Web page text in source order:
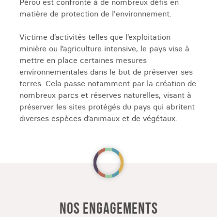
d’altitude, au plus haut des Andes, pour passer la
Porte du Soleil etdécouvrir le Machu Picchu
Véritable vestige de la civilisation inca, la Vallée
Sacrée a été construite au 15ème siècle. Site
incontournable du Pérou, ce bijou d’architecture
de l'empire Inca est une des Sept nouvelles
merveilles du monde. En savourant l’air frais des
hauteurs, vous profiterez de la vue imprenable
sur les sommets montagneux de la Cordillère.
Vous cherchez autre chose que les vestiges de
Titicaca. Plus haut lac navigable du monde, le
Pérou est confronté à de nombreux défis en
matière de protection de l'environnement.
Victime d’activités telles que l’exploitation
minière ou l’agriculture intensive, le pays vise à
mettre en place certaines mesures
environnementales dans le but de préserver ses
terres. Cela passe notamment par la création de
nombreux parcs et réserves naturelles, visant à
préserver les sites protégés du pays qui abritent
diverses espèces d’animaux et de végétaux.
NOS ENGAGEMENTS